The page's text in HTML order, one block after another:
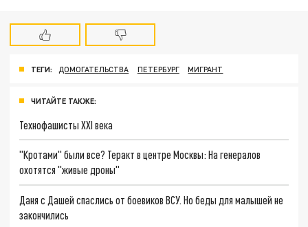
ТЕГИ: ДОМОГАТЕЛЬСТВА ПЕТЕРБУРГ МИГРАНТ
ЧИТАЙТЕ ТАКЖЕ:
Технофашисты XXI века
"Кротами" были все? Теракт в центре Москвы: На генералов
охотятся "живые дроны"
Даня с Дашей спаслись от боевиков ВСУ. Но беды для малышей не
закончились